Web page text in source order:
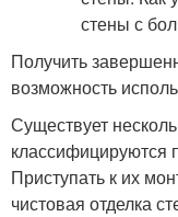
Получить
возможность
Существует
классифицируются
Приступать к их
чистовая отделка